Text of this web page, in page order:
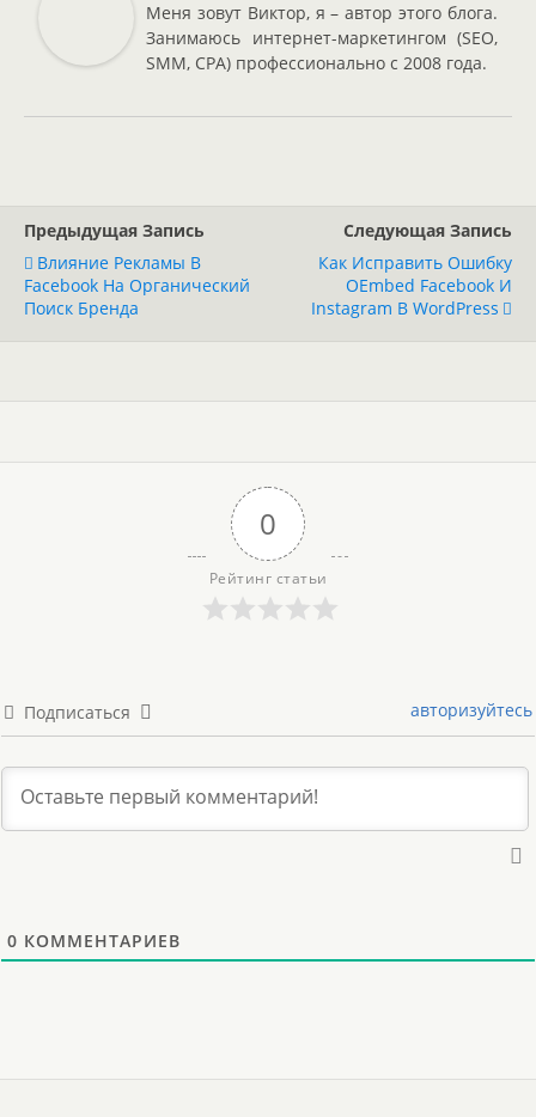
Меня зовут Виктор, я – автор этого блога.
Занимаюсь интернет-маркетингом (SEO,
SMM, CPA) профессионально с 2008 года.
Предыдущая Запись
Влияние Рекламы В
Facebook На Органический
Поиск Бренда
Следующая Запись
Как Исправить Ошибку
OEmbed Facebook И
Instagram В WordPress
0
Рейтинг статьи
Подписаться авторизуйтесь
0 КОММЕНТАРИЕВ